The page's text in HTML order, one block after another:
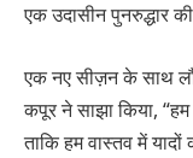
एक उदासीन पुनरुद्धार
एक नए सीज़न के साथ
कपूर ने साझा किया,
ताकि हम वास्तव में